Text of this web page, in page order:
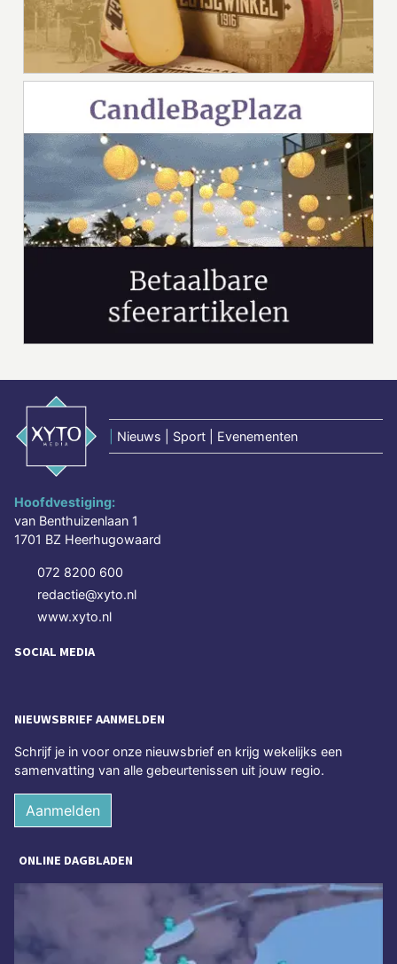
Nieuws | Sport | Evenementen
Hoofdvestiging:
van Benthuizenlaan 1
1701 BZ Heerhugowaard
072 8200 600
redactie@xyto.nl
www.xyto.nl
SOCIAL MEDIA
NIEUWSBRIEF AANMELDEN
Schrijf je in voor onze nieuwsbrief en krijg wekelijks een
samenvatting van alle gebeurtenissen uit jouw regio.
Aanmelden
ONLINE DAGBLADEN